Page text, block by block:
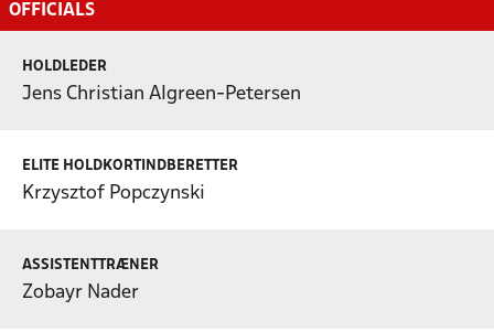
OFFICIALS
HOLDLEDER
Jens Christian Algreen-Petersen
ELITE HOLDKORTINDBERETTER
Krzysztof Popczynski
ASSISTENTTRÆNER
Zobayr Nader